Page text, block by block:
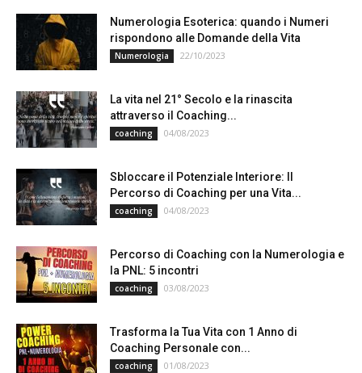
Numerologia Esoterica: quando i Numeri
rispondono alle Domande della Vita
Numerologia 22/10/2023
La vita nel 21° Secolo e la rinascita
attraverso il Coaching...
coaching 04/08/2023
Sbloccare il Potenziale Interiore: Il
Percorso di Coaching per una Vita...
coaching 04/08/2023
Percorso di Coaching con la Numerologia e
la PNL: 5 incontri
coaching 03/08/2023
Trasforma la Tua Vita con 1 Anno di
Coaching Personale con...
coaching 01/08/2023